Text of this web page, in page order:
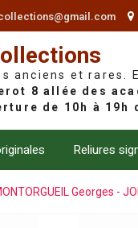
anciens et rares.
Reliures
Georges -